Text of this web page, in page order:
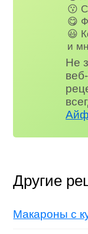
😗
😋
😃
и
Не
Другие
Макароны с